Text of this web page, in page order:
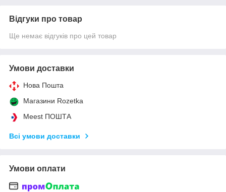
Відгуки про товар
Ще немає відгуків про цей товар
Умови доставки
Нова Пошта
Магазини Rozetka
Meest ПОШТА
Всі умови доставки
Умови оплати